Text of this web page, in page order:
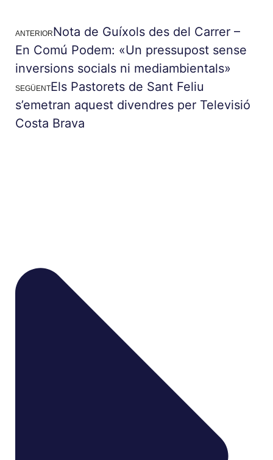
ANTERIORNota de Guíxols des del Carrer –
En Comú Podem: «Un pressupost sense
inversions socials ni mediambientals»
SEGÜENTEls Pastorets de Sant Feliu
s’emetran aquest divendres per Televisió
Costa Brava